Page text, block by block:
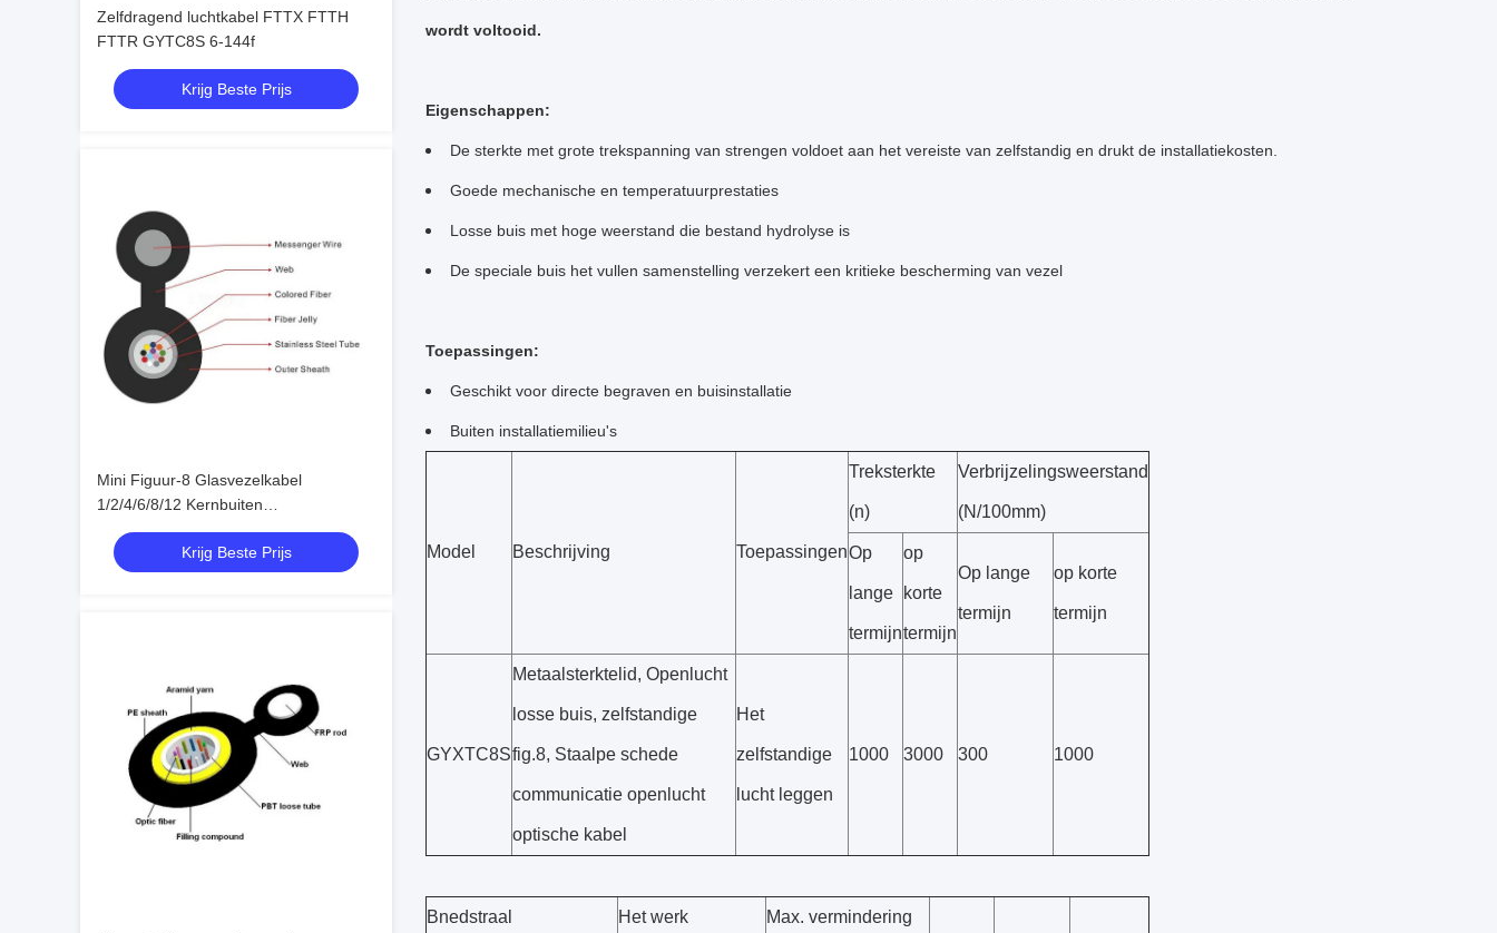
Zelfdragend luchtkabel FTTX FTTH
FTTR GYTC8S 6-144f
Krijg Beste Prijs
Mini Figuur-8 Glasvezelkabel
1/2/4/6/8/12 Kernbuiten
luchtcommunicatiekabel
Krijg Beste Prijs
wordt voltooid.
Eigenschappen:
De sterkte met grote trekspanning van strengen voldoet aan het vereiste van zelfstandig en drukt de installatiekosten.
Goede mechanische en temperatuurprestaties
Losse buis met hoge weerstand die bestand hydrolyse is
De speciale buis het vullen samenstelling verzekert een kritieke bescherming van vezel
Toepassingen:
Geschikt voor directe begraven en buisinstallatie
Buiten installatiemilieu's
Model Beschrijving Toepassingen
Treksterkte
(n)
Verbrijzelingsweerstand
(N/100mm)
Op
lange
termijn
op
korte
termijn
Op lange
termijn
op korte
termijn
GYXTC8S
Metaalsterktelid, Openlucht
losse buis, zelfstandige
fig.8, Staalpe schede
communicatie openlucht
optische kabel
Het
zelfstandige
lucht leggen
1000 3000 300 1000
Bnedstraal Het werk Max. vermindering